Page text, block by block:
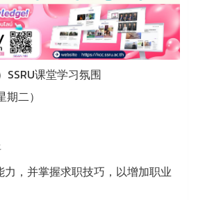
SSRU课堂学习氛围
二）
，并掌握求职技巧，以增加职业